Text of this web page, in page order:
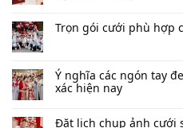
Trọn gói cưới phù hợp
Ý nghĩa các ngón tay
xác hiện nay
Đặt lịch chụp ảnh cưới